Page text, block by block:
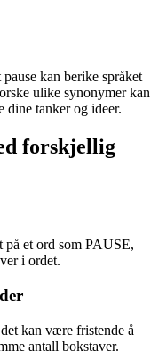
kan berike språket
ulike synonymer kan
tanker og ideer.
forskjellig
på et ord som PAUSE,
i ordet.
kan være fristende å
antall bokstaver.